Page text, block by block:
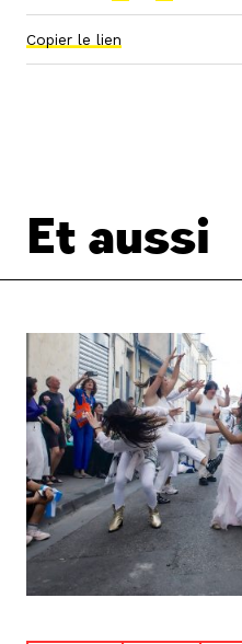
Copier le lien
Et aussi